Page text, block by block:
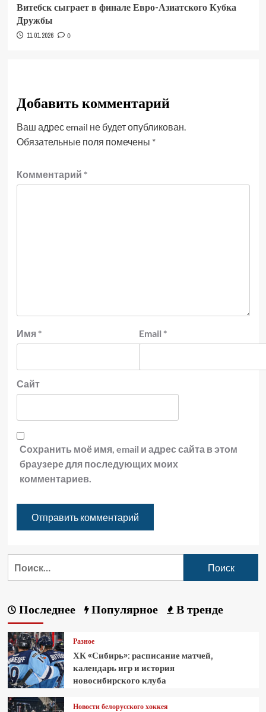
Витебск сыграет в финале Евро-Азиатского Кубка
Дружбы
11.01.2026 0
Добавить комментарий
Ваш адрес email не будет опубликован.
Обязательные поля помечены *
Комментарий *
Имя * Email *
Сайт
Сохранить моё имя, email и адрес сайта в этом
браузере для последующих моих
комментариев.
Последнее Популярное В тренде
Разное
ХК «Сибирь»: расписание матчей,
календарь игр и история
новосибирского клуба
Новости белорусского хоккея